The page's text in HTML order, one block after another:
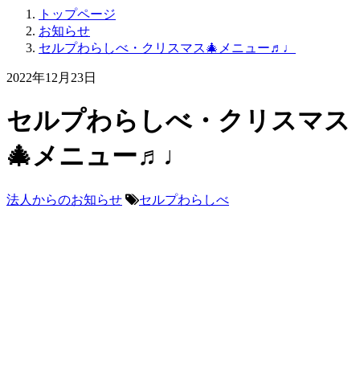
トップページ
お知らせ
セルプわらしべ・クリスマス🎄メニュー♬♩
2022年12月23日
セルプわらしべ・クリスマス
🎄メニュー♬♩
法人からのお知らせ セルプわらしべ